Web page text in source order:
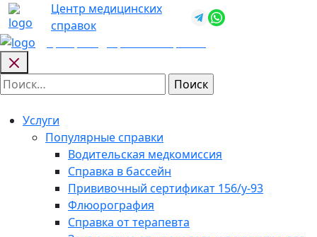
Skip
to
content
Центр медицинских
справок
Найти:
Услуги
Популярные справки
Водительская медкомиссия
Справка в бассейн
Прививочный сертификат 156/у-93
Флюорография
Справка от терапевта